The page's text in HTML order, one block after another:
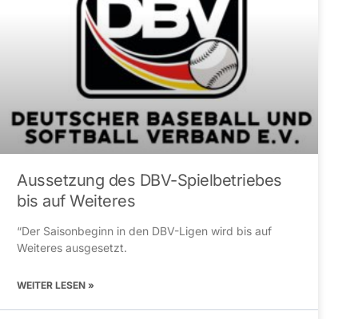
Aussetzung des DBV-Spielbetriebes
bis auf Weiteres
“Der Saisonbeginn in den DBV-Ligen wird bis auf
Weiteres ausgesetzt.
WEITER LESEN »